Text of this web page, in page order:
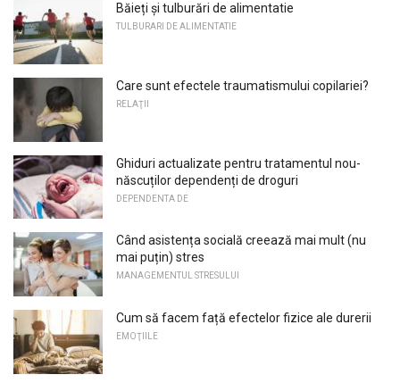
Băieți și tulburări de alimentatie
TULBURARI DE ALIMENTATIE
Care sunt efectele traumatismului copilariei?
RELAŢII
Ghiduri actualizate pentru tratamentul nou-
născuților dependenți de droguri
DEPENDENTA DE
Când asistența socială creează mai mult (nu
mai puțin) stres
MANAGEMENTUL STRESULUI
Cum să facem față efectelor fizice ale durerii
EMOŢIILE